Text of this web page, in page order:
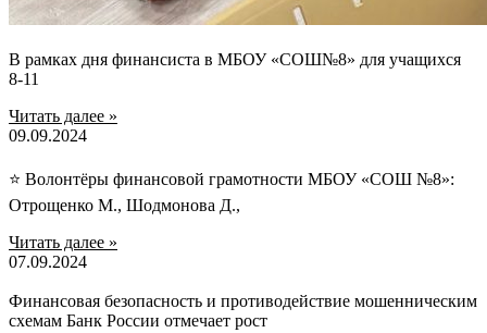
В рамках дня финансиста в МБОУ «СОШ№8» для учащихся
8-11
Читать далее »
09.09.2024
⭐ Волонтёры финансовой грамотности МБОУ «СОШ №8»:
Отрощенко М., Шодмонова Д.,
Читать далее »
07.09.2024
Финансовая безопасность и противодействие мошенническим
схемам Банк России отмечает рост